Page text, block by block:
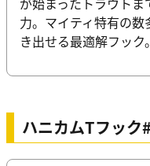
力。マイティ特有の
き出せる最適解フック。
ハニカムTフック